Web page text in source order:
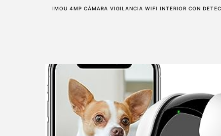
IMOU 4MP CÁMARA VIGILANCIA WIFI INTERIOR CON